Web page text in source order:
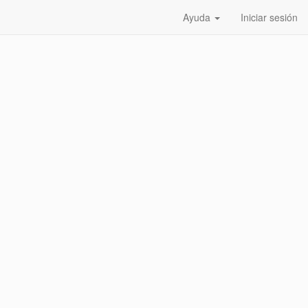
Ayuda Iniciar sesión